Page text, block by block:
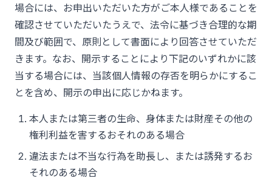
場合には、お申出いただいた方がご本人様であることを
確認させていただいたうえで、法令に基づき合理的な期
間及び範囲で、原則として書面により回答させていただ
きます。なお、開示することにより下記のいずれかに該
当する場合には、当該個人情報の存否を明らかにするこ
とを含め、開示の申出に応じかねます。
本人または第三者の生命、身体または財産その他の
権利利益を害するおそれのある場合
違法または不当な行為を助長し、または誘発するお
それのある場合